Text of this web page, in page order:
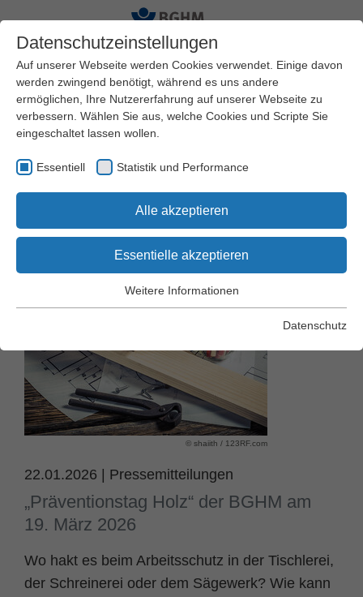
Startseite BGHM
Presseservice
Pressemeldungen
Arbeitsschutz:
Holzbranche im Fokus
© shaiith / 123RF.com
22.01.2026 Pressemitteilungen
„Präventionstag Holz“ der BGHM am
19. März 2026
Wo hakt es beim Arbeitsschutz in der Tischlerei,
der Schreinerei oder dem Sägewerk? Wie kann
Datenschutzeinstellungen
Auf unserer Webseite werden Cookies verwendet. Einige davon
werden zwingend benötigt, während es uns andere
ermöglichen, Ihre Nutzererfahrung auf unserer Webseite zu
verbessern. Wählen Sie aus, welche Cookies und Scripte Sie
eingeschaltet lassen wollen.
Essentiell Statistik und Performance
Alle akzeptieren
Essentielle akzeptieren
Essentielle Cookies werden für grundlegende Funktionen der
Webseite einwandfrei funktioniert.
Name fe_typo_user
Anbieter TYPO3
Dieses Cookie ist ein Standard-Session-
Cookie von TYPO3. Es speichert im Falle
eines Benutzer-Logins die Session ID
wiedererkannt wird, um ihm Zugang zu
geschützten Bereichen zu gewähren.
Cookie-Informationen
Statistik und Performance
Weitere Informationen
Datenschutz